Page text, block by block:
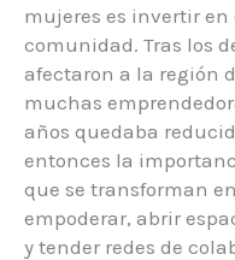
mujeres es invertir en
comunidad. Tras los
afectaron a la región
muchas
años quedaba
entonces la
que se transforman
empoderar, abrir
y tender redes de